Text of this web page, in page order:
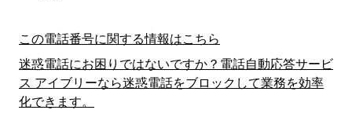
この電話番号に関する情報はこちら
迷惑電話にお困りではないですか？電話自動応答サービ
ス アイブリーなら迷惑電話をブロックして業務を効率
化できます。